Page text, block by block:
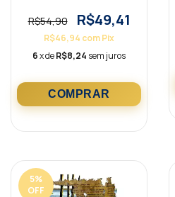
R$54,90 R$49,41
R$46,94 comPix
6x deR$8,24 sem juros
5%
OFF